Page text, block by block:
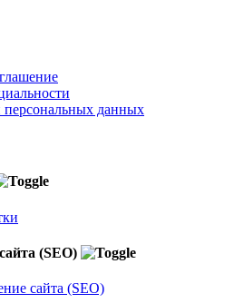
персональных данных
(SEO)
сайта (SEO)